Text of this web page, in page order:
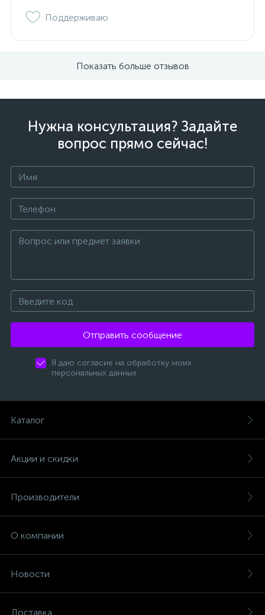
Поддерживаю
Показать больше отзывов
Нужна консультация? Задайте
вопрос прямо сейчас!
Отправить сообщение
Я даю согласие на обработку моих
персональных данных
Каталог
Акции и скидки
Производители
О компании
Новости
Доставка